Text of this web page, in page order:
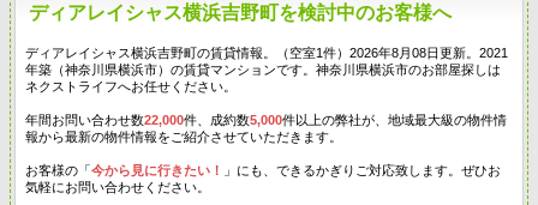
ディアレイシャス横浜吉野町を検討中のお客様へ
ディアレイシャス横浜吉野町の賃貸情報。（空室1件）2026年8月08日更新。2021
年築（神奈川県横浜市）の賃貸マンションです。神奈川県横浜市のお部屋探しは
ネクストライフへお任せください。
年間お問い合わせ数22,000件、成約数5,000件以上の弊社が、地域最大級の物件情
報から最新の物件情報をご紹介させていただきます。
お客様の「今から見に行きたい！
」にも、できるかぎりご対応致します。ぜひお
気軽にお問い合わせください。